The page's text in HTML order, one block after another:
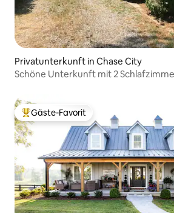
Privatunterkunft in Chase City
Schöne Unterkunft mit 2
Beliebter Gäste-Favorit.
Gäste-Favorit